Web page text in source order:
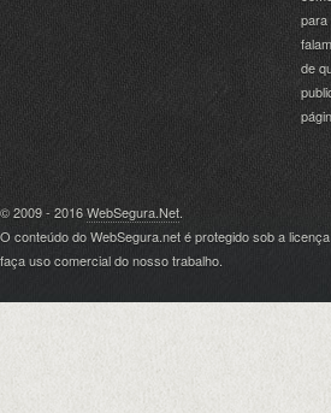
para
de
© 2009 - 2016WebSegura.Net.
O conteúdo do WebSegura.net é protegido sob a
faça uso comercial do nosso trabalho.